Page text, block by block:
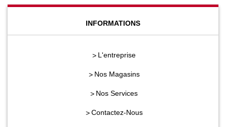
INFORMATIONS
L'entreprise
Nos Magasins
Nos Services
Contactez-Nous